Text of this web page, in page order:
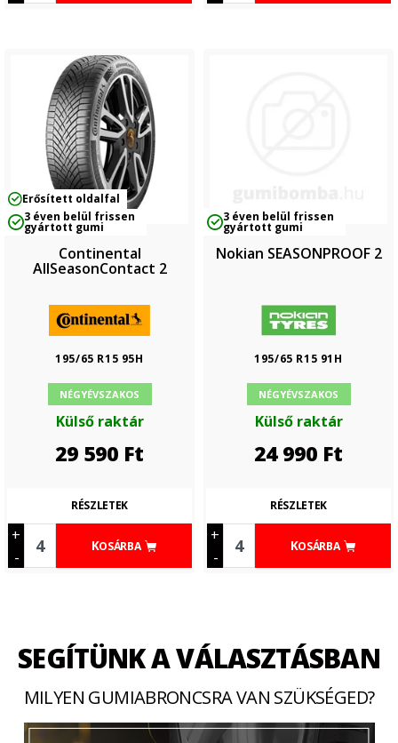
Erősített oldalfal
3 éven belül frissen
gyártott gumi
Continental
AllSeasonContact 2
195/65 R15 95H
NÉGYÉVSZAKOS
Külső raktár
29 590 Ft
+
-
KOSÁRBA
RÉSZLETEK
3 éven belül frissen
gyártott gumi
Nokian SEASONPROOF 2
195/65 R15 91H
NÉGYÉVSZAKOS
Külső raktár
24 990 Ft
+
-
KOSÁRBA
RÉSZLETEK
SEGÍTÜNK A VÁLASZTÁSBAN
MILYEN GUMIABRONCSRA VAN SZÜKSÉGED?